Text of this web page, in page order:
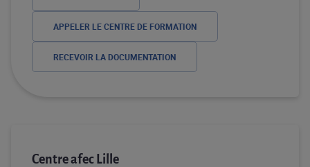
APPELER LE CENTRE DE FORMATION
RECEVOIR LA DOCUMENTATION
Centre afec Lille